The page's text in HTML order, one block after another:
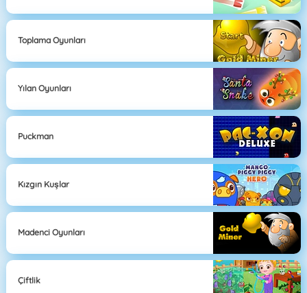
Toplama Oyunları
Yılan Oyunları
Puckman
Kızgın Kuşlar
Madenci Oyunları
Çiftlik